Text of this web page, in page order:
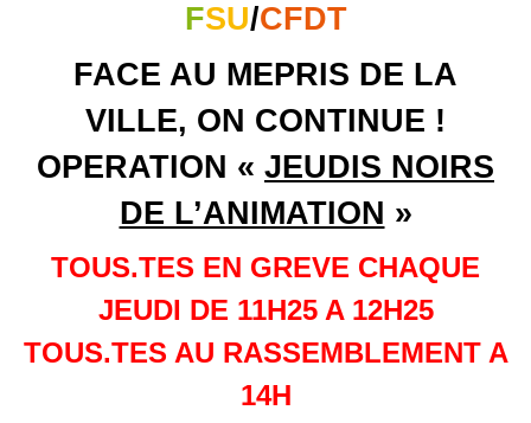
FSU/CFDT
FACE AU MEPRIS DE LA
VILLE, ON CONTINUE !
OPERATION « JEUDIS NOIRS
DE L’ANIMATION »
TOUS.TES EN GREVE CHAQUE
JEUDI DE 11H25 A 12H25
TOUS.TES AU RASSEMBLEMENT A
14H